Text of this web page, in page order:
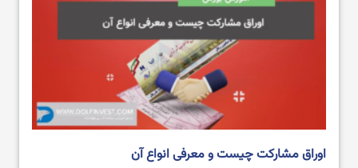
اوراق مشارکت چیست و معرفی انواع آن